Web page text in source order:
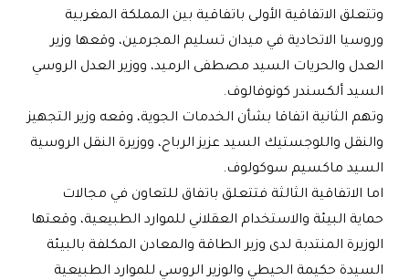
وتتعلق الاتفاقية الأولى باتفاقية بين المملكة المغربية
وروسيا الاتحادية في ميدان تسليم المجرمين، وقعها وزير
العدل والحريات السيد مصطفى الرميد، ووزير العدل الروسي
السيد ألكسندر كونوفالوف.
وتهم الثانية اتفاقا بشأن الخدمات الجوية، وقعه وزير التجهيز
والنقل واللوجستيك السيد عزيز الرباح، ووزيرة النقل الروسية
السيد ماكسيم سوكولوف.
اما الاتفاقية الثالثة فتتعلق باتفاق للتعاون في مجالات
حماية البيئة والاستخدام العقلاني للموارد الطبيعية، وقعتها
الوزيرة المنتدبة لدى وزير الطاقة والمعادن المكلفة بالبيئة
السيدة حكيمة الحيطي والوزير الروسي للموارد الطبيعية